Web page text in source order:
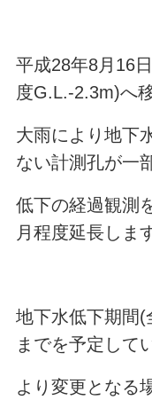
平成28年8月16
度G.L.-2.3m)へ
大雨により地下
ない計測孔が一
低下の経過観測
月程度延長しま
地下水低下期間(
までを予定して
より変更となる